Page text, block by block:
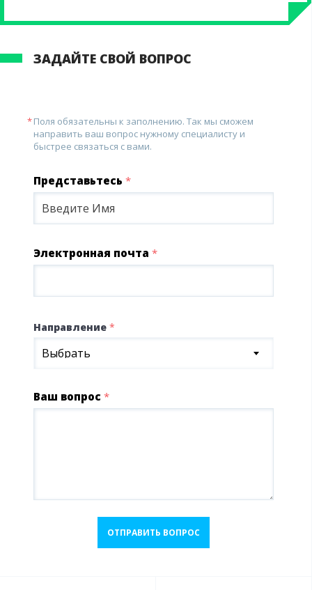
ЗАДАЙТЕ СВОЙ ВОПРОС
Поля обязательны к заполнению. Так мы сможем
направить ваш вопрос нужному специалисту и
быстрее связаться с вами.
Представьтесь *
Электронная почта *
Направление *
Выбрать
Ваш вопрос *
ОТПРАВИТЬ ВОПРОС